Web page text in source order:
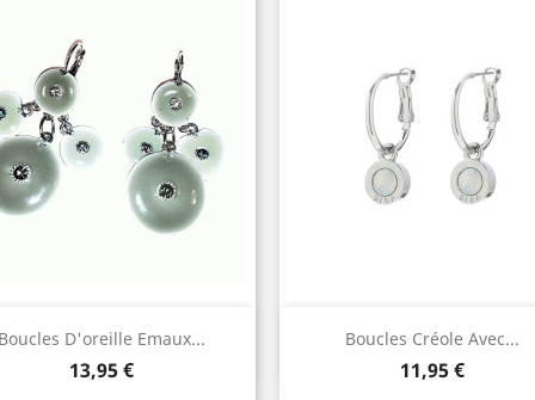
D'oreille Emaux...
Prix
13,95 €
Aperçu rapide Boucles Créole Avec...
Prix
11,95 €
Aperçu rapide